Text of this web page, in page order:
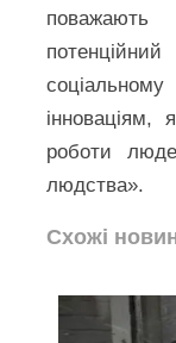
поважають
інноваціям,
роботи
людства».
Схожі